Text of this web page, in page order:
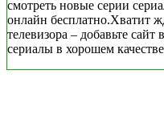
смотреть новые серии
онлайн бесплатно.Хватит
телевизора – добавьте сайт
сериалы в хорошем